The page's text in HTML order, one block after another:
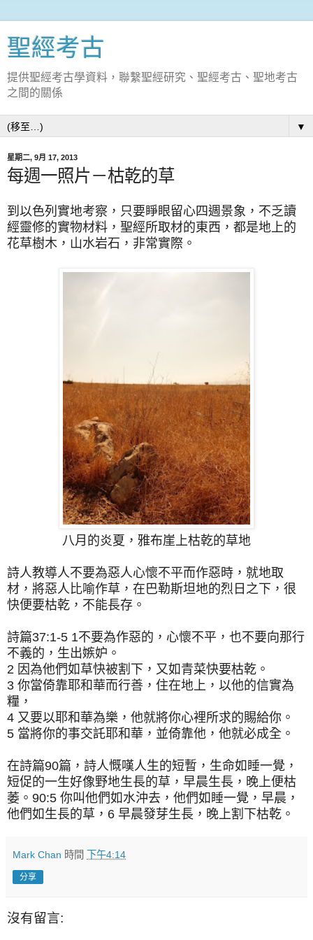
聖經考古
提供聖經考古學資料，聯繫聖經研究、聖經考古、聖地考古
之間的關係
▼
星期二, 9月 17, 2013
每週一照片－枯乾的草
到以色列實地考察，只要睜眼留心四週景象，不乏讀
經靈修的實物材料，聖經所取材的東西，都是地上的
花草樹木，山水岩石，非常實際。
八月的炎夏， 雅布崖上枯乾的草地
詩人教導人不要為惡人心懷不平而作惡時，就地取
材，將惡人比喻作草，在巴勒斯坦地的烈日之下，很
快便要枯乾，不能長存。
詩篇37:1-5 1不要為作惡的，心懷不平，也不要向那行
不義的，生出嫉妒。
2 因為他們如草快被割下，又如青菜快要枯乾。
3 你當倚靠耶和華而行善，住在地上，以他的信實為
糧，
4 又要以耶和華為樂，他就將你心裡所求的賜給你。
5 當將你的事交託耶和華，並倚靠他，他就必成全。
在詩篇90篇，詩人慨嘆人生的短暫，生命如睡一覺，
短促的一生好像野地生長的草，早晨生長，晚上便枯
萎。 90:5 你叫他們如水沖去，他們如睡一覺，早晨，
他們如生長的草，6 早晨發芽生長，晚上割下枯乾。
Mark Chan 時間 下午4:14
分享
沒有留言: